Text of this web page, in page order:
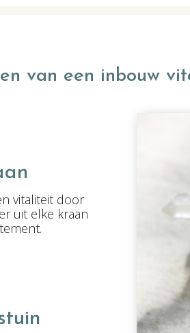
van een inbouw
vitaliteit door
uit elke kraan